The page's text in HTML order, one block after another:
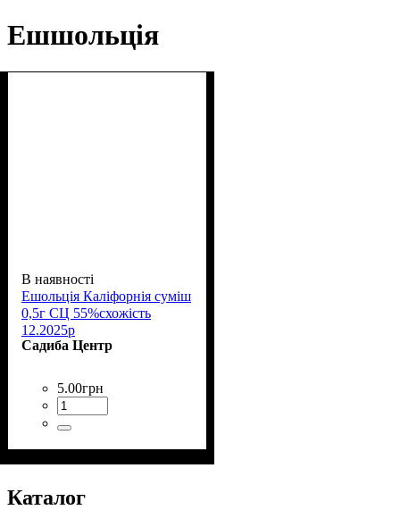
Ешшольція
В наявності
Ешольція Каліфорнія суміш
0,5г СЦ 55%схожість
12.2025р
Садиба Центр
5.00грн
Каталог